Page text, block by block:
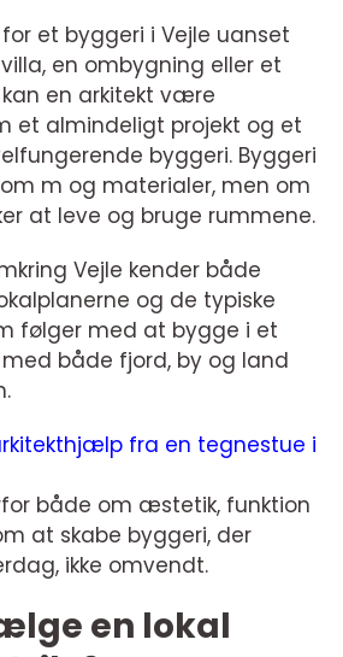
et byggeri i Vejle uanset
en ombygning eller et
en arkitekt være
et almindeligt projekt og et
byggeri. Byggeri
m og materialer, men om
at leve og bruge rummene.
Vejle kender både
og de typiske
følger med at bygge i et
både fjord, by og land
fra en tegnestue i
både om æstetik, funktion
at skabe byggeri, der
ikke omvendt.
en lokal